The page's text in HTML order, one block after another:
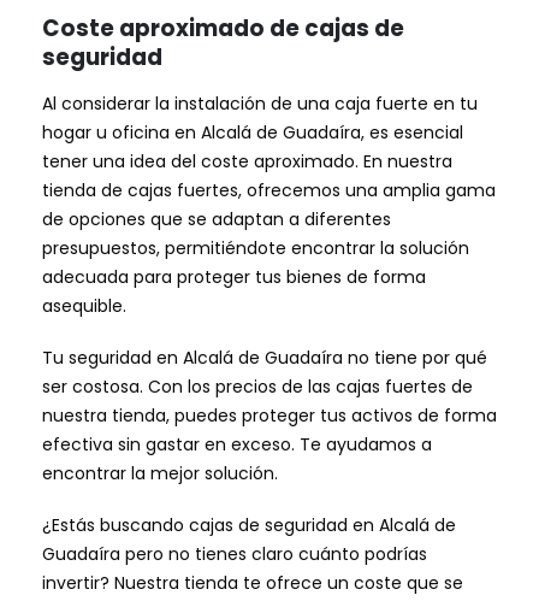
Coste aproximado de cajas de
seguridad
Al considerar la instalación de una caja fuerte en tu
hogar u oficina en Alcalá de Guadaíra, es esencial
tener una idea del coste aproximado. En nuestra
tienda de cajas fuertes, ofrecemos una amplia gama
de opciones que se adaptan a diferentes
presupuestos, permitiéndote encontrar la solución
adecuada para proteger tus bienes de forma
asequible.
Tu seguridad en Alcalá de Guadaíra no tiene por qué
ser costosa. Con los precios de las cajas fuertes de
nuestra tienda, puedes proteger tus activos de forma
efectiva sin gastar en exceso. Te ayudamos a
encontrar la mejor solución.
¿Estás buscando cajas de seguridad en Alcalá de
Guadaíra pero no tienes claro cuánto podrías
invertir? Nuestra tienda te ofrece un coste que se